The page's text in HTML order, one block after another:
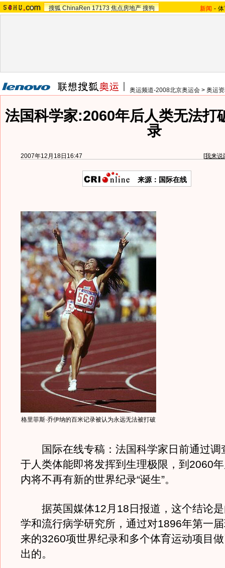
搜狐 ChinaRen 17173 焦点房地产 搜狗 新闻 -
奥运频道-2008北京奥运会 > 奥运
法国科学家:2060年后人类无法打
录
2007年12月18日16:47 [我来说
来源：国际在线
格里菲斯·乔伊纳的百米记录被认为永远无法被打破
国际在线专稿：法国科学家日前通过调
于人类体能即将发挥到生理极限，到2060
内将不再有新的世界纪录“诞生”。
据英国媒体12月18日报道，这个结论是
学和流行病学研究所，通过对1896年第一
来的3260项世界纪录和多个体育运动项目
出的。